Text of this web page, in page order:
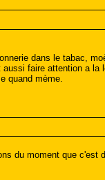
dans le tabac,
faire attention a la
quand mème.
du moment que c'est